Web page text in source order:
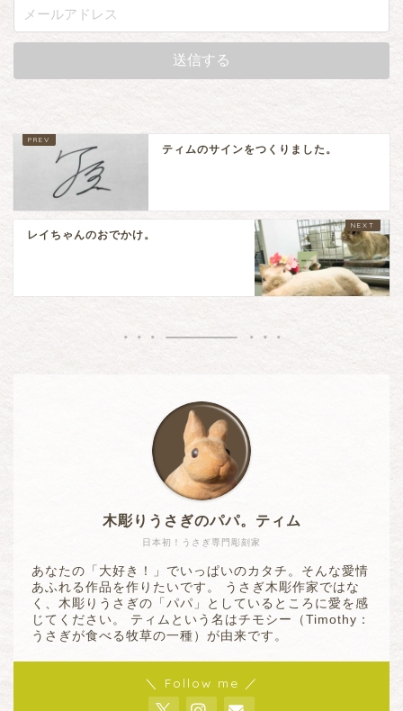
ティムのサインをつくりました。
レイちゃんのおでかけ。
日本初！うさぎ専門彫刻家
木彫りうさぎのパパ。ティム
あなたの「大好き！」でいっぱいのカタチ。そんな愛情
あふれる作品を作りたいです。 うさぎ木彫作家ではな
く、木彫りうさぎの「パパ」としているところに愛を感
じてください。 ティムという名はチモシー（Timothy：
うさぎが食べる牧草の一種）が由来です。
＼ Follow me ／